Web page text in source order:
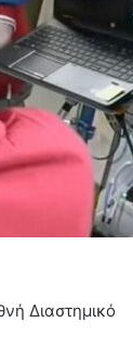
Διαστημικό